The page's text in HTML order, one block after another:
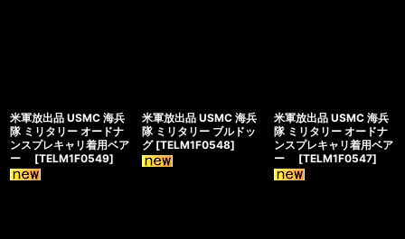
米軍放出品 USMC 海兵
隊 ミリタリー オードナ
ンスプレキャリ着用ベア
ー
[TELM1F0549]
米軍放出品 USMC 海兵
隊 ミリタリー ブルドッ
グ [TELM1F0548]
米軍放出品 USMC 海兵
隊 ミリタリー オードナ
ンスプレキャリ着用ベア
ー
[TELM1F0547]